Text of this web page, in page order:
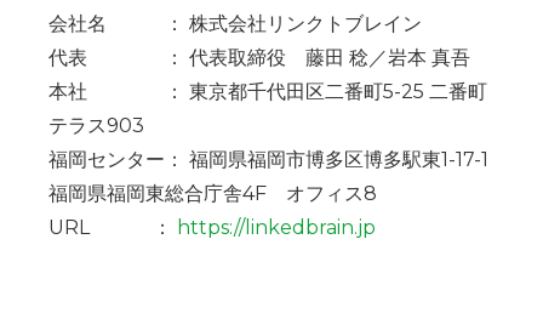
会社名 ： 株式会社リンクトブレイン
代表 ： 代表取締役 藤田 稔／岩本 真吾
本社 ： 東京都千代田区二番町5-25 二番町
テラス903
福岡センター： 福岡県福岡市博多区博多駅東1-17-1
福岡県福岡東総合庁舎4F オフィス8
URL ：
https://linkedbrain.jp